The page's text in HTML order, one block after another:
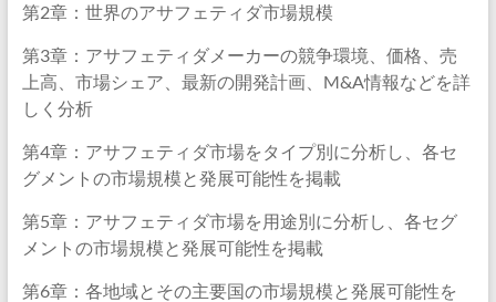
第2章：世界のアサフェティダ市場規模
第3章：アサフェティダメーカーの競争環境、価格、売
上高、市場シェア、最新の開発計画、M&A情報などを詳
しく分析
第4章：アサフェティダ市場をタイプ別に分析し、各セ
グメントの市場規模と発展可能性を掲載
第5章：アサフェティダ市場を用途別に分析し、各セグ
メントの市場規模と発展可能性を掲載
第6章：各地域とその主要国の市場規模と発展可能性を